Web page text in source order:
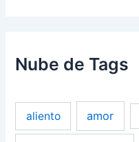
Nube de Tags
aliento amor